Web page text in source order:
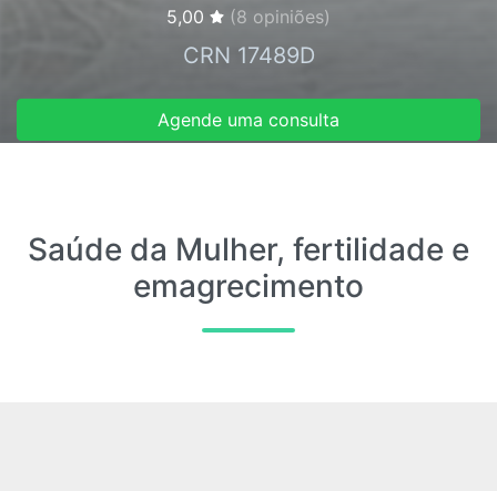
5,00 (8 opiniões)
CRN 17489D
Agende uma consulta
Saúde da Mulher, fertilidade e
emagrecimento